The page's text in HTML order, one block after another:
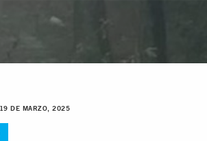
DE MARZO, 2025